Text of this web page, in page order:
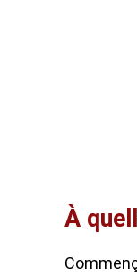
À